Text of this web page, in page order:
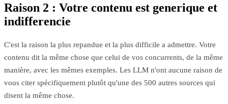
Raison 2 : Votre contenu est generique et
indifferencie
C'est la raison la plus repandue et la plus difficile a admettre. Votre
contenu dit la même chose que celui de vos concurrents, de la même
manière, avec les mêmes exemples. Les LLM n'ont aucune raison de
vous citer spécifiquement plutôt qu'une des 500 autres sources qui
disent la même chose.